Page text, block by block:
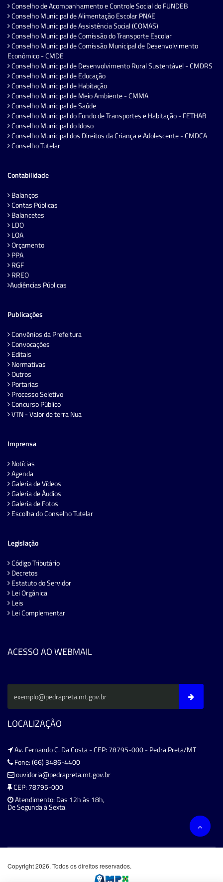
Conselho de Acompanhamento e Controle Social do FUNDEB
Conselho Municipal de Alimentação Escolar PNAE
Conselho Municipal de Assistência Social (COMAS)
Conselho Municipal de Comissão do Transporte Escolar
Conselho Municipal de Comissão Municipal de Desenvolvimento
Econômico - CMDE
Conselho Municipal de Desenvolvimento Rural Sustentável - CMDRS
Conselho Municipal de Educação
Conselho Municipal de Habitação
Conselho Municipal de Meio Ambiente - CMMA
Conselho Municipal de Saúde
Conselho Municipal do Fundo de Transportes e Habitação - FETHAB
Conselho Municipal do Idoso
Conselho Municipal dos Direitos da Criança e Adolescente - CMDCA
Conselho Tutelar
Contabilidade
Balanços
Contas Públicas
Balancetes
LDO
LOA
Orçamento
PPA
RGF
RREO
Audiências Públicas
Publicações
Convênios da Prefeitura
Convocações
Editais
Normativas
Outros
Portarias
Processo Seletivo
Concurso Público
VTN - Valor de terra Nua
Imprensa
Notícias
Agenda
Galeria de Vídeos
Galeria de Áudios
Galeria de Fotos
Escolha do Conselho Tutelar
Legislação
Código Tributário
Decretos
Estatuto do Servidor
Lei Orgânica
Leis
Lei Complementar
ACESSO AO WEBMAIL
LOCALIZAÇÃO
Av. Fernando C. Da Costa - CEP: 78795-000 - Pedra Preta/MT
Fone: (66) 3486-4400
ouvidoria@pedrapreta.mt.gov.br
CEP: 78795-000
Atendimento: Das 12h às 18h,
De Segunda à Sexta.
Copyright 2026. Todos os direitos reservados.